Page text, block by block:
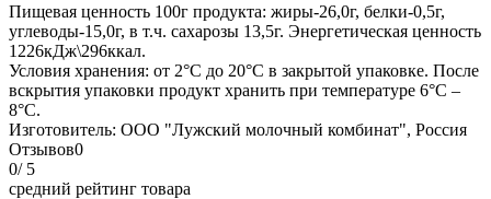
Пищевая ценность 100г продукта: жиры-26,0г, белки-0,5г,
углеводы-15,0г, в т.ч. сахарозы 13,5г. Энергетическая ценность
1226кДж\296ккал.
Условия хранения: от 2°С до 20°С в закрытой упаковке. После
вскрытия упаковки продукт хранить при температуре 6°С –
8°С.
Изготовитель: ООО "Лужский молочный комбинат", Россия
Отзывов0
0/ 5
средний рейтинг товара